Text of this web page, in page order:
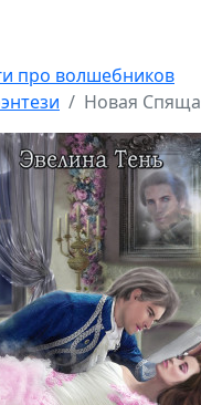
про волшебников
Новая